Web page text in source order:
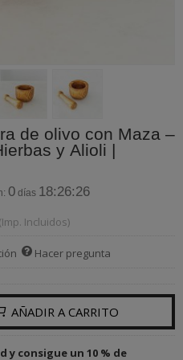
de olivo con Maza –
y Alioli |
0 días 18:26:26
(Imp. Incluidos)
Hacer pregunta
AÑADIR A CARRITO
y consigue un 10 % de